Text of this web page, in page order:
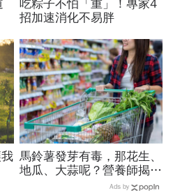
吃粽子不怕「重」！專家4
招加速消化不易胖
馬鈴薯發芽有毒，那花生、
地瓜、大蒜呢？營養師揭
密：這1種食材發芽後更營
Ads by